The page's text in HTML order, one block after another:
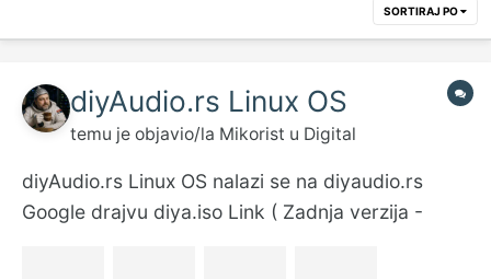
SORTIRAJ PO
diyAudio.rs Linux OS
temu je objavio/la Mikorist u Digital
diyAudio.rs Linux OS nalazi se na diyaudio.rs
Google drajvu diya.iso Link ( Zadnja verzija -